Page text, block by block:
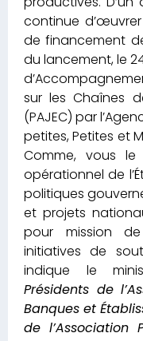
continue
de financement
du lancement, le
sur les Chaînes
(PAJEC) par
petites, Petites et
Comme, vous le
opérationnel de
politiques
et projets
pour mission
initiatives de
indique le
Présidents de
Banques et
de l’Association